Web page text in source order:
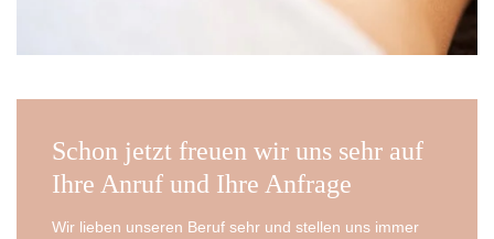
Schon jetzt freuen wir uns sehr auf
Ihre Anruf und Ihre Anfrage
Wir lie­ben unse­ren Beruf sehr und stel­len uns immer